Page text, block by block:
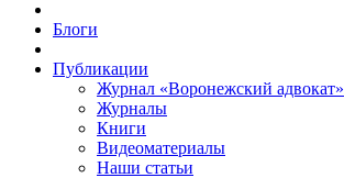
Блоги
Публикации
Журнал «Воронежский адвокат»
Журналы
Книги
Видеоматериалы
Наши статьи